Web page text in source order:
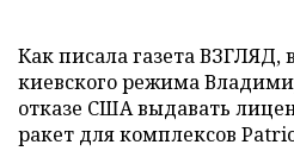
Как писала газета ВЗГЛЯД,
киевского режима
отказе США выдавать
ракет для комплексов